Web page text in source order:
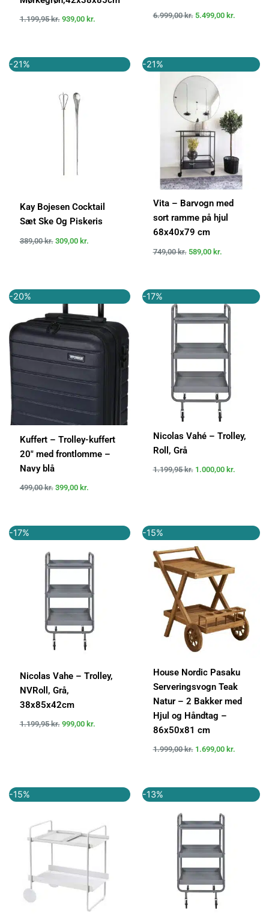
1.199,95kr. 939,00 kr. 6.999,00kr. 5.499,00 kr.
-21%
Kay Bojesen Cocktail
Sæt Ske Og Piskeris
389,00kr.
oprindelige
var:
389,00 kr..
309,00 kr.
aktuelle
-21%
Vita – Barvogn med
sort ramme på hjul
68x40x79 cm
749,00kr.
oprindelige
pris
749,00 kr..
589,00 kr.
aktuelle
-20%
Kuffert – Trolley-kuffert
20″ med frontlomme –
Navy blå
499,00kr.
oprindelige
pris
var:
499,00 kr..
399,00 kr.
aktuelle
pris
er:
399,00 kr..
-17%
Nicolas Vahé – Trolley,
Roll, Grå
1.199,95kr.
oprindelige
pris
var:
1.199,95 kr..
1.000,00 kr.
aktuelle
-17%
Nicolas Vahe – Trolley,
NVRoll, Grå,
38x85x42cm
1.199,95kr.
oprindelige
var:
1.199,95 kr..
999,00 kr.
aktuelle
-15%
House Nordic Pasaku
Serveringsvogn Teak
Natur – 2 Bakker med
Hjul og Håndtag –
86x50x81 cm
1.999,00kr.
oprindelige
pris
var:
1.999,00 kr..
1.699,00 kr.
aktuelle
1.699,00
-15%
oprindelige
2.499,00 kr..
aktuelle
-13%
oprindelige
var:
1.199,00 kr..
aktuelle